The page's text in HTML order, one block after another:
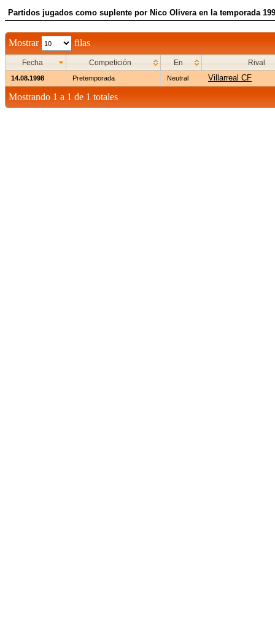
Partidos jugados como suplente por Nico Olivera en la temporada
Mostrar filas
Fecha Competición En Rival
14.08.1998 Pretemporada Neutral Villarreal CF
Mostrando 1 a 1 de 1 totales